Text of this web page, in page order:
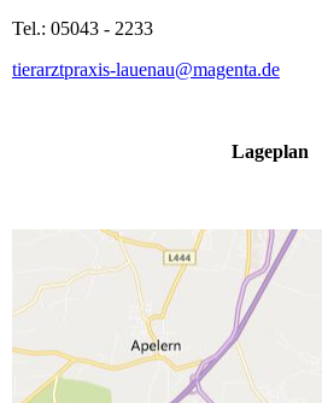
Tel.: 05043 - 2233
tierarztpraxis-lauenau@magenta.de
Lageplan